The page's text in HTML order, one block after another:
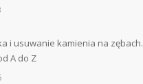
i usuwanie kamienia na zębach.
A do Z